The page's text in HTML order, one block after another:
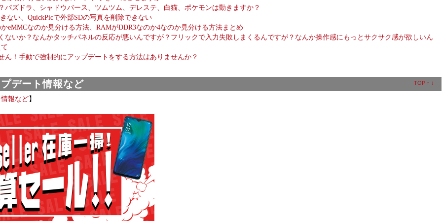
パズドラ、シャドウバース、ツムツム、デレステ、白猫、ポケモンは動きますか？
ない、QuickPicで外部SDの写真を削除できない
eMMCなのか見分ける方法、RAMがDDR3なのか4なのか見分ける方法まとめ
ないか？なんかタッチパネルの反応が悪いんですが？フリックで入力失敗しまくるんですが？なんか操作感にもっとサクサク感が欲しいん
ん！手動で強制的にアップデートをする方法はありませんか？
デート情報など TOP ↑ ↓
報など】